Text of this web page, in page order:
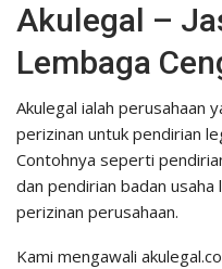
Akulegal –
Lembaga
Akulegal ialah perusahaan
perizinan untuk pendirian
Contohnya seperti
dan pendirian badan
perizinan perusahaan.
Kami mengawali